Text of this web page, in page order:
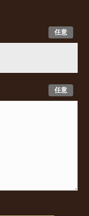
任意
任意